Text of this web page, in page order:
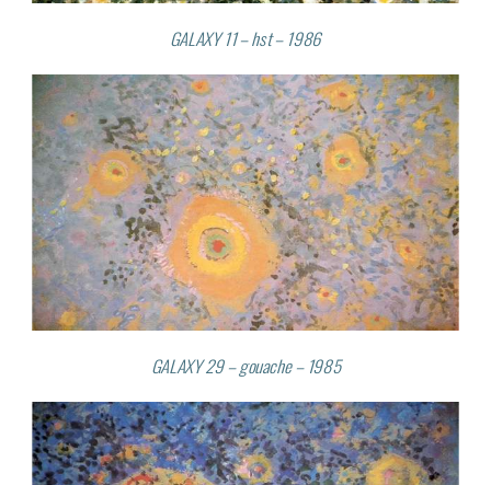
GALAXY 11 – hst – 1986
GALAXY 29 – gouache – 1985